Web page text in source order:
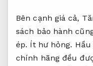
Bên cạnh giá cả,
sách bảo hành
ép. Ít hư hỏng.
chính hãng đều